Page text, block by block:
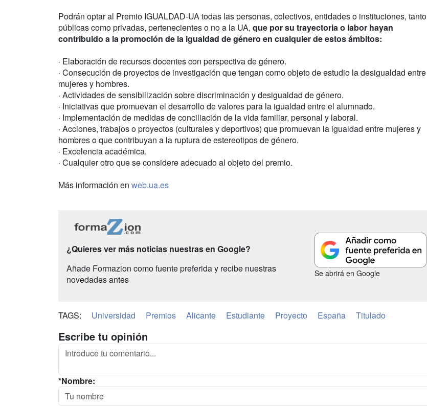
Podrán optar al Premio IGUALDAD-UA todas las personas, colectivos, entidades o instituciones, tanto
públicas como privadas, pertenecientes o no a la UA, que por su trayectoria o labor hayan
contribuido a la promoción de la igualdad de género en cualquier de estos ámbitos:
· Elaboración de recursos docentes con perspectiva de género.
· Consecución de proyectos de investigación que tengan como objeto de estudio la desigualdad entre
mujeres y hombres.
· Actividades de sensibilización sobre discriminación y desigualdad de género.
· Iniciativas que promuevan el desarrollo de valores para la igualdad entre el alumnado.
· Implementación de medidas de conciliación de la vida familiar, personal y laboral.
· Acciones, trabajos o proyectos (culturales y deportivos) que promuevan la igualdad entre mujeres y
hombres o que contribuyan a la ruptura de estereotipos de género.
· Excelencia académica.
· Cualquier otro que se considere adecuado al objeto del premio.
Más información en web.ua.es
¿Quieres ver más noticias nuestras en Google?
Añade Formazion como fuente preferida y recibe nuestras
novedades antes
Se abrirá en Google
TAGS: Universidad Premios Alicante Estudiante Proyecto España Titulado
Escribe tu opinión
*Nombre: